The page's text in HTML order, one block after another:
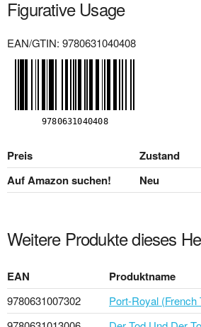
Figurative Usage
EAN/GTIN: 9780631040408
Preis Zustand
Auf Amazon suchen!
Neu
Weitere Produkte dieses
EAN Produktname
9780631007302
Port-Royal (French